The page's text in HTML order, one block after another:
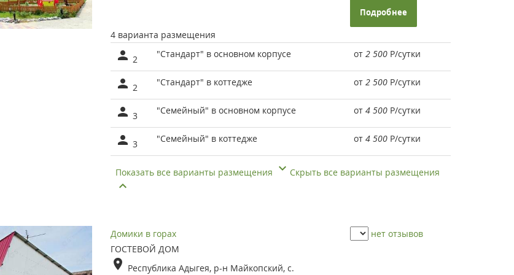
Подробнее
4 варианта размещения
2 "Стандарт" в основном корпусе от 2 500 Р/сутки
2 "Стандарт" в коттедже от 2 500 Р/сутки
3 "Семейный" в основном корпусе от 4 500 Р/сутки
3 "Семейный" в коттедже от 4 500 Р/сутки
Показать все варианты размещения Скрыть все варианты размещения
Домики в горах
ГОСТЕВОЙ ДОМ
Республика Адыгея, р-н Майкопский, с.
нет отзывов